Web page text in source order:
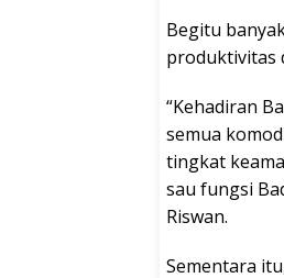
Begitu
produktivitas
“Kehadiran
semua
tingkat
sau fungsi
Riswan.
Sementara